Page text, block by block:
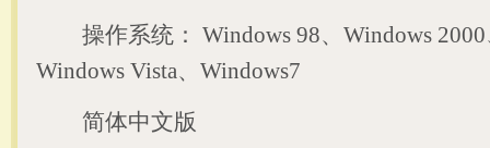
操作系统： Windows 98、Windows 2000
Windows Vista、Windows7
简体中文版